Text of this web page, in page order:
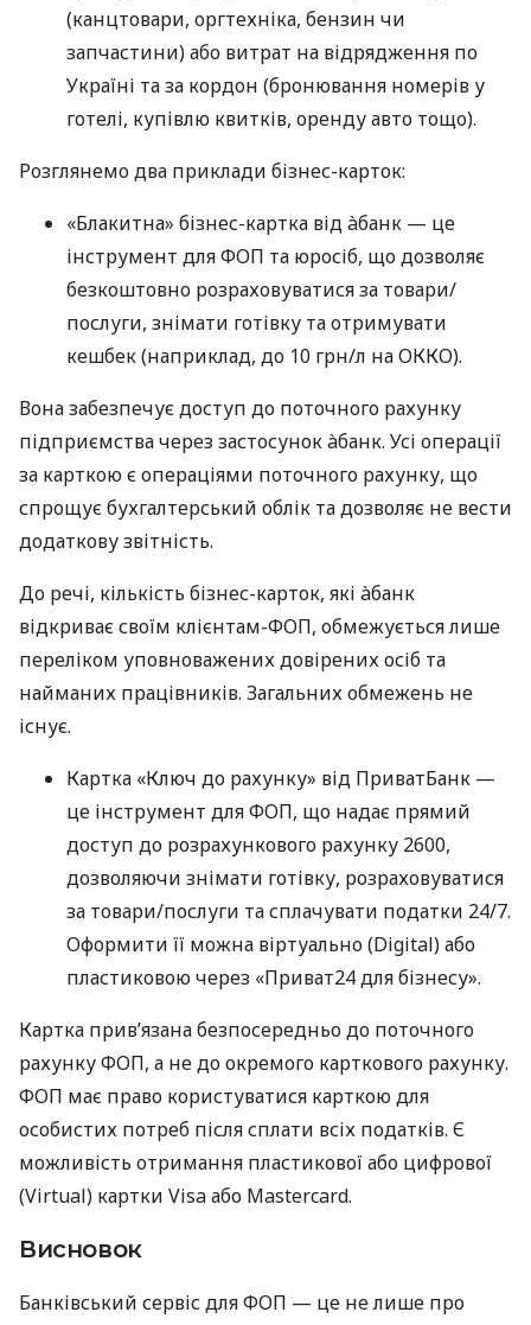
(канцтовари, оргтехніка, бензин чи
запчастини) або витрат на відрядження по
Україні та за кордон (бронювання номерів у
готелі, купівлю квитків, оренду авто тощо).
Розглянемо два приклади бізнес-карток:
«Блакитна» бізнес-картка від àбанк — це
інструмент для ФОП та юросіб, що дозволяє
безкоштовно розраховуватися за товари/
послуги, знімати готівку та отримувати
кешбек (наприклад, до 10 грн/л на ОККО).
Вона забезпечує доступ до поточного рахунку
підприємства через застосунок àбанк. Усі операції
за карткою є операціями поточного рахунку, що
спрощує бухгалтерський облік та дозволяє не вести
додаткову звітність.
До речі, кількість бізнес-карток, які àбанк
відкриває своїм клієнтам-ФОП, обмежується лише
переліком уповноважених довірених осіб та
найманих працівників. Загальних обмежень не
існує.
Картка «Ключ до рахунку» від ПриватБанк —
це інструмент для ФОП, що надає прямий
доступ до розрахункового рахунку 2600,
дозволяючи знімати готівку, розраховуватися
за товари/послуги та сплачувати податки 24/7.
Оформити її можна віртуально (Digital) або
пластиковою через «Приват24 для бізнесу».
Картка прив’язана безпосередньо до поточного
рахунку ФОП, а не до окремого карткового рахунку.
ФОП має право користуватися карткою для
особистих потреб після сплати всіх податків. Є
можливість отримання пластикової або цифрової
(Virtual) картки Visa або Mastercard.
Висновок
Банківський сервіс для ФОП — це не лише про